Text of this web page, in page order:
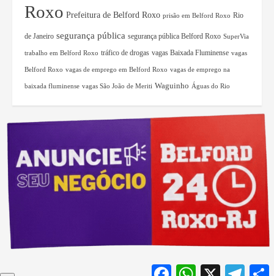
Roxo Prefeitura de Belford Roxo prisão em Belford Roxo Rio
de Janeiro segurança pública segurança pública Belford Roxo SuperVia
trabalho em Belford Roxo tráfico de drogas vagas Baixada Fluminense vagas
Belford Roxo vagas de emprego em Belford Roxo vagas de emprego na
baixada fluminense vagas São João de Meriti Waguinho Águas do Rio
FacebookWhatsApp
X